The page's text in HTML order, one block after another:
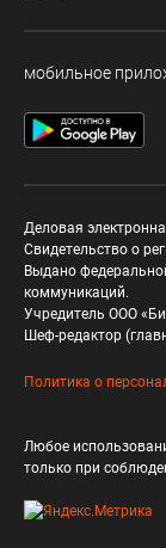
мобильное
Деловая
Свидетельство о
Выдано
коммуникаций.
Учредитель ООО
Шеф-редактор
Политика о
Любое
только при